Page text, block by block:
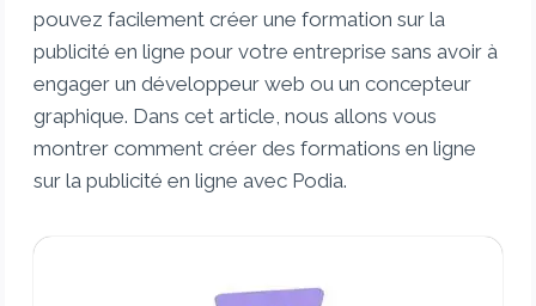
pouvez facilement créer une formation sur la
publicité en ligne pour votre entreprise sans avoir à
engager un développeur web ou un concepteur
graphique. Dans cet article, nous allons vous
montrer comment créer des formations en ligne
sur la publicité en ligne avec Podia.